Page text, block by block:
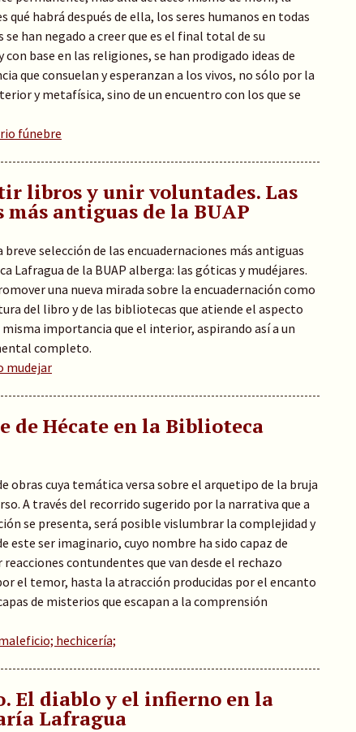
qué habrá después de ella, los seres humanos en todas
se han negado a creer que es el final total de su
con base en las religiones, se han prodigado ideas de
que consuelan y esperanzan a los vivos, no sólo por la
y metafísica, sino de un encuentro con los que se
fúnebre
libros y unir voluntades. Las
más antiguas de la BUAP
breve selección de las encuadernaciones más antiguas
Lafragua de la BUAP alberga: las góticas y mudéjares.
una nueva mirada sobre la encuadernación como
del libro y de las bibliotecas que atiende el aspecto
importancia que el interior, aspirando así a un
completo.
mudejar
de Hécate en la Biblioteca
obras cuya temática versa sobre el arquetipo de la bruja
A través del recorrido sugerido por la narrativa que a
se presenta, será posible vislumbrar la complejidad y
este ser imaginario, cuyo nombre ha sido capaz de
contundentes que van desde el rechazo
el temor, hasta la atracción producidas por el encanto
de misterios que escapan a la comprensión
hechicería;
El diablo y el infierno en la
Lafragua